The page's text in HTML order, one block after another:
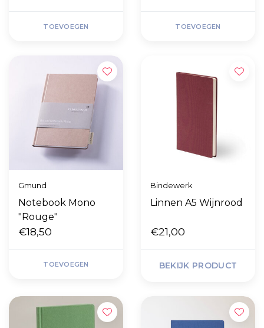
TOEVOEGEN TOEVOEGEN
Gmund
Notebook Mono
"Rouge"
€18,50
TOEVOEGEN
Bindewerk
Linnen A5 Wijnrood
€21,00
BEKIJK PRODUCT